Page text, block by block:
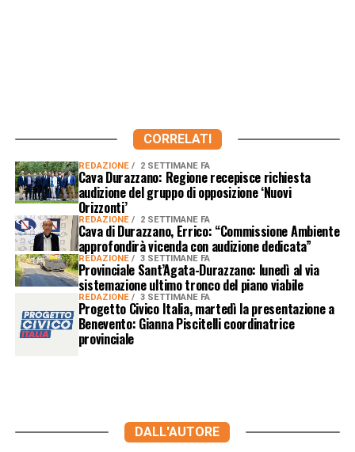
CORRELATI
REDAZIONE 2 SETTIMANE FA
Cava Durazzano: Regione recepisce richiesta
audizione del gruppo di opposizione ‘Nuovi
Orizzonti’
REDAZIONE 2 SETTIMANE FA
Cava di Durazzano, Errico: “Commissione Ambiente
approfondirà vicenda con audizione dedicata”
REDAZIONE 3 SETTIMANE FA
Provinciale Sant’Agata-Durazzano: lunedì al via
sistemazione ultimo tronco del piano viabile
REDAZIONE 3 SETTIMANE FA
Progetto Civico Italia, martedì la presentazione a
Benevento: Gianna Piscitelli coordinatrice
provinciale
DALL'AUTORE